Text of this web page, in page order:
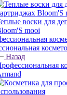
воски для
mooi
Назад